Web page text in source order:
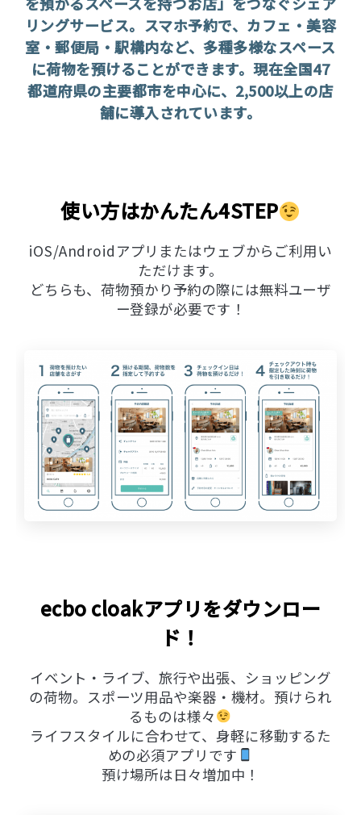
リングサービス。スマホ予約で、カフェ・美容
室・郵便局・駅構内など、多種多様なスペース
に荷物を預けることができます。現在全国47
都道府県の主要都市を中心に、2,500以上の店
舗に導入されています。
使い方はかんたん4STEP
iOS/Androidアプリまたはウェブからご利用い
ただけます。
どちらも、荷物預かり予約の際には無料ユーザ
ー登録が必要です！
ecbo cloakアプリをダウンロー
ド！
イベント・ライブ、旅行や出張、ショッピング
の荷物。スポーツ用品や楽器・機材。預けられ
るものは様々
ライフスタイルに合わせて、身軽に移動するた
めの必須アプリです
預け場所は日々増加中！